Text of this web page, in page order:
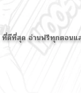
สุด อ่านฟรีทุกตอนแ